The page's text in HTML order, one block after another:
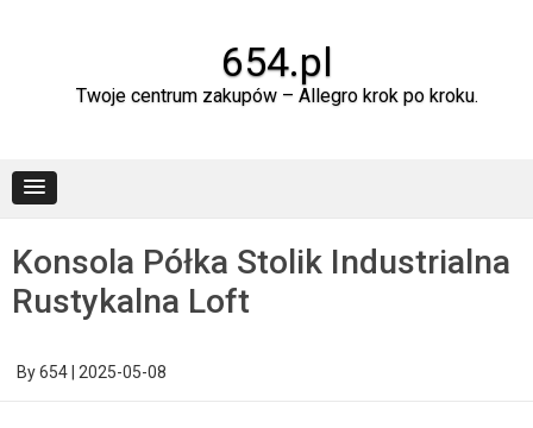
654.pl
Twoje centrum zakupów – Allegro krok po kroku.
Konsola Półka Stolik Industrialna
Rustykalna Loft
By654 2025-05-08